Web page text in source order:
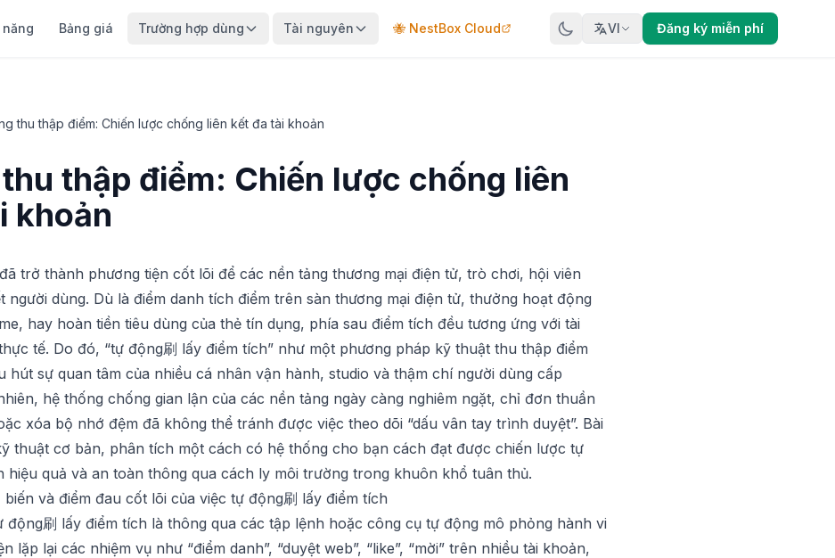
Bảng giá Trường hợp dùng Tài nguyên 🐝 NestBox Cloud VI Đăng ký miễn phí
thu thập điểm: Chiến lược chống liên kết đa tài khoản
thập điểm: Chiến lược chống liên
khoản
trở thành phương tiện cốt lõi để các nền tảng thương mại điện tử, trò chơi, hội viên
người dùng. Dù là điểm danh tích điểm trên sàn thương mại điện tử, thưởng hoạt động
hay hoàn tiền tiêu dùng của thẻ tín dụng, phía sau điểm tích đều tương ứng với tài
tế. Do đó, “tự động刷 lấy điểm tích” như một phương pháp kỹ thuật thu thập điểm
hút sự quan tâm của nhiều cá nhân vận hành, studio và thậm chí người dùng cấp
hệ thống chống gian lận của các nền tảng ngày càng nghiêm ngặt, chỉ đơn thuần
xóa bộ nhớ đệm đã không thể tránh được việc theo dõi “dấu vân tay trình duyệt”. Bài
thuật cơ bản, phân tích một cách có hệ thống cho bạn cách đạt được chiến lược tự
hiệu quả và an toàn thông qua cách ly môi trường trong khuôn khổ tuân thủ.
và điểm đau cốt lõi của việc tự động刷 lấy điểm tích
động刷 lấy điểm tích là thông qua các tập lệnh hoặc công cụ tự động mô phỏng hành vi
lặp lại các nhiệm vụ như “điểm danh”, “duyệt web”, “like”, “mời” trên nhiều tài khoản,